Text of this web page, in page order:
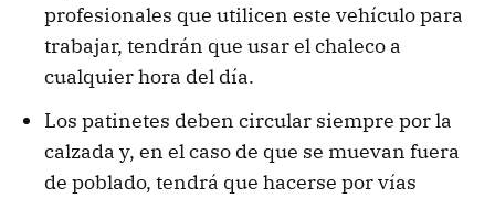
profesionales que utilicen este vehículo para
trabajar, tendrán que usar el chaleco a
cualquier hora del día.
Los patinetes deben circular siempre por la
calzada y, en el caso de que se muevan fuera
de poblado, tendrá que hacerse por vías